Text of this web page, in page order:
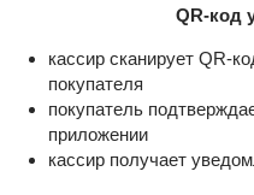
QR-код
кассир сканирует QR-
покупателя
покупатель
приложении
кассир получает